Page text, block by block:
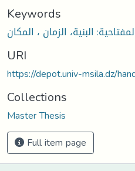
Keywords
البنية، الزمان ، المكان
URI
https://depot.univ-msila.dz/
Collections
Master Thesis
Full item page